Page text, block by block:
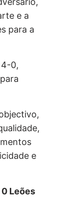
e a
para a
0,
e
0 Leões